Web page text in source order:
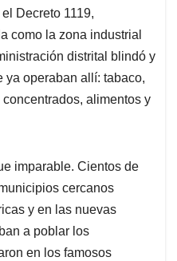
Decreto 1119,
como la zona industrial
distrital blindó y
ya operaban allí: tabaco,
alimentos y
imparable. Cientos de
cercanos
y en las nuevas
a poblar los
en los famosos